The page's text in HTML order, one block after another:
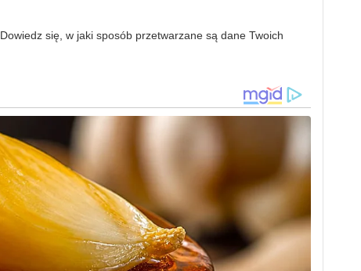
Dowiedz się, w jaki sposób przetwarzane są dane Twoich